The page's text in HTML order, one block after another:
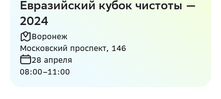
Евразийский кубок чистоты —
2024
Воронеж
Московский проспект, 146
28 апреля
08:00–11:00